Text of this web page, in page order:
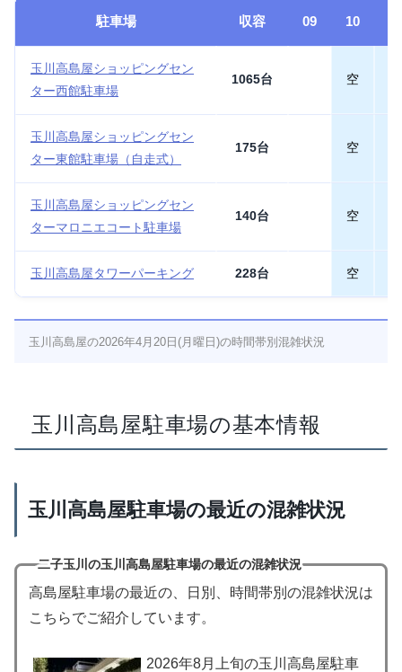
駐車場 収容 09 10
玉川高島屋ショッピングセン
ター西館駐車場
1065台 空
玉川高島屋ショッピングセン
ター東館駐車場（自走式）
175台 空
玉川高島屋ショッピングセン
ターマロニエコート駐車場
140台 空
玉川高島屋タワーパーキング 228台 空
玉川高島屋の2026年4月20日(月曜日)の時間帯別混雑状況
玉川高島屋駐車場の基本情報
玉川高島屋駐車場の最近の混雑状況
二子玉川の玉川高島屋駐車場の最近の混雑状況
高島屋駐車場の最近の、日別、時間帯別の混雑状況は
こちらでご紹介しています。
2026年8月上旬の玉川高島屋駐車